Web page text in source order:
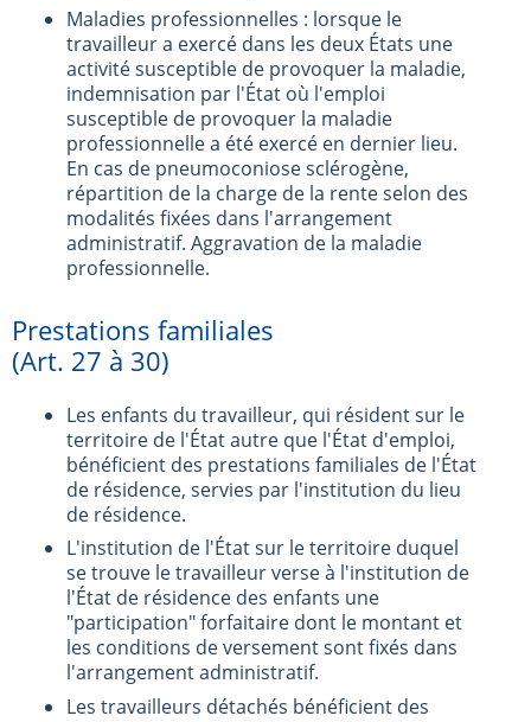
Maladies professionnelles : lorsque le
travailleur a exercé dans les deux États une
activité susceptible de provoquer la maladie,
indemnisation par l'État où l'emploi
susceptible de provoquer la maladie
professionnelle a été exercé en dernier lieu.
En cas de pneumoconiose sclérogène,
répartition de la charge de la rente selon des
modalités fixées dans l'arrangement
administratif. Aggravation de la maladie
professionnelle.
Prestations familiales
(Art. 27 à 30)
Les enfants du travailleur, qui résident sur le
territoire de l'État autre que l'État d'emploi,
bénéficient des prestations familiales de l'État
de résidence, servies par l'institution du lieu
de résidence.
L'institution de l'État sur le territoire duquel
se trouve le travailleur verse à l'institution de
l'État de résidence des enfants une
"participation" forfaitaire dont le montant et
les conditions de versement sont fixés dans
l'arrangement administratif.
Les travailleurs détachés bénéficient des